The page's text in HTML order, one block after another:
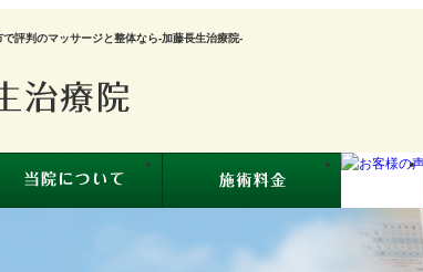
評判のマッサージと整体なら-加藤長生治療院-